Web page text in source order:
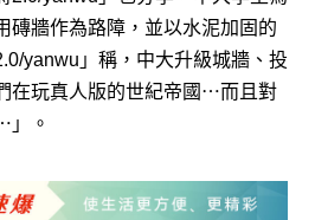
磚牆作為路障，並以水泥加固的
yanwu」稱，中大升級城牆、投
在玩真人版的世紀帝國⋯而且對
」。